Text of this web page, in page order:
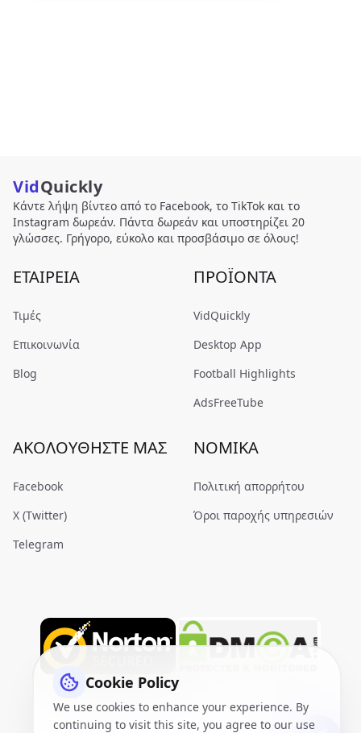
VidQuickly
Κάντε λήψη βίντεο από το Facebook, το TikTok και το
Instagram δωρεάν. Πάντα δωρεάν και υποστηρίζει 20
γλώσσες. Γρήγορο, εύκολο και προσβάσιμο σε όλους!
ΕΤΑΙΡΕΊΑ
Τιμές
Επικοινωνία
Blog
ΠΡΟΪΌΝΤΑ
VidQuickly
Desktop App
Football Highlights
AdsFreeTube
ΑΚΟΛΟΥΘΉΣΤΕ ΜΑΣ
Facebook
X (Twitter)
Telegram
ΝΟΜΙΚΆ
Πολιτική απορρήτου
Όροι παροχής υπηρεσιών
Cookie Policy
We use cookies to enhance your experience. By
continuing to visit this site, you agree to our use